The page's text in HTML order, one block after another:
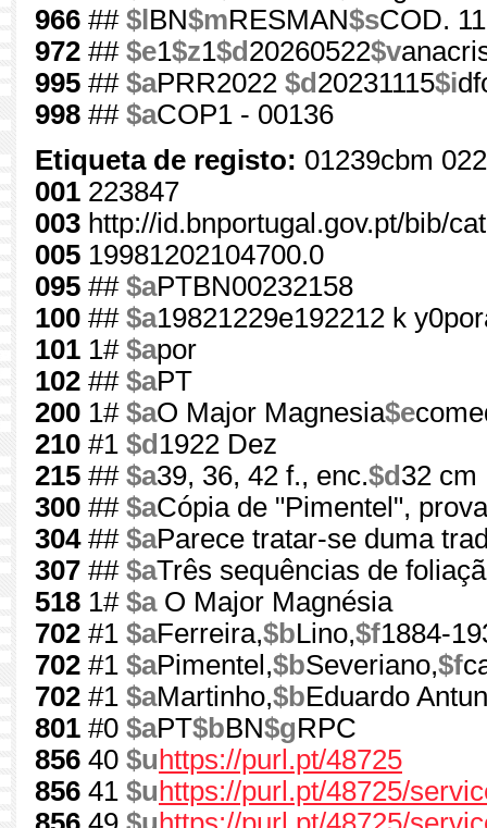
966 ## $l BN$mRESMAN$sCOD.
972 ## $e1$z1$d 20260522$v
995 ## $aPRR2022 $d 20231115$i
998 ## $aCOP1 - 00136
Etiqueta de registo: 01239cbm
001 223847
003 http://id.bnportugal.gov.pt/bib/
005 19981202104700.0
095 ## $aPTBN00232158
100 ## $a19821229e192212 k
101 1# $apor
102 ## $aPT
200 1# $aO Major Magnesia$e
210 #1 $d 1922 Dez
215 ## $a39, 36, 42 f., enc.$d 32 cm
300 ## $aCópia de "Pimentel",
304## $aParece tratar-se duma
307 ## $aTrês sequências de
518 1# $aO Major Magnésia
702 #1 $aFerreira,$bLino,$f1884-
702 #1 $aPimentel,$bSeveriano,$f
702 #1 $aMartinho,$bEduardo
801 #0 $aPT$bBN$gRPC
856 40 $u https://purl.pt/48725
856 41 $u https://purl.pt/48725/